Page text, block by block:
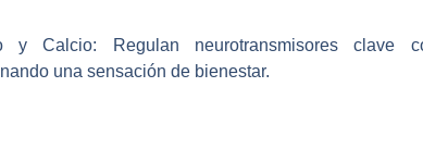
y Calcio: Regulan neurotransmisores clave
una sensación de bienestar.